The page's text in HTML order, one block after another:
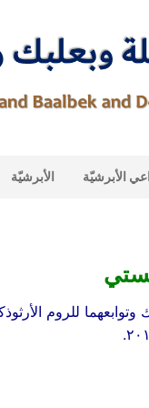
الأبرشيّة الأبرشيّة
للروم